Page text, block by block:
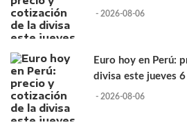
- 2026-08-06
Euro hoy en Perú:
divisa este jueves
- 2026-08-06